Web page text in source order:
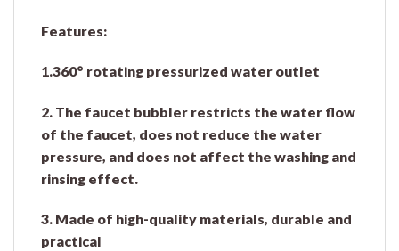
Features:
1.360° rotating pressurized water outlet
2. The faucet bubbler restricts the water flow
of the faucet, does not reduce the water
pressure, and does not affect the washing and
rinsing effect.
3. Made of high-quality materials, durable and
practical